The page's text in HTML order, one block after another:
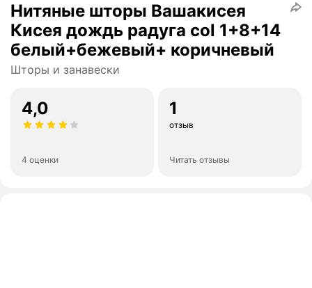
Нитяные шторы Вашакисея
Кисея дождь радуга col 1+8+14
белый+бежевый+ коричневый
Шторы и занавески
4,0
4 оценки
1
отзыв
Читать отзывы